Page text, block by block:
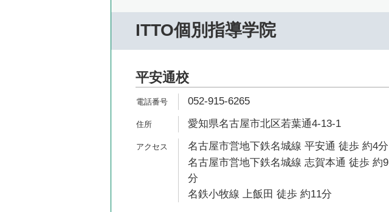
ITTO個別指導学院
平安通校
052-915-6265
愛知県名古屋市北区若葉通4-13-1
名古屋市営地下鉄名城線 平安通 徒歩 約4分
名古屋市営地下鉄名城線 志賀本通 徒歩 約9
分
名鉄小牧線 上飯田 徒歩 約11分